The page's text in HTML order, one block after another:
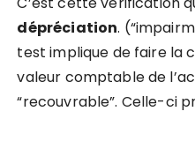
dépréciation.
test implique de faire la
valeur comptable de
“recouvrable”. Celle-ci